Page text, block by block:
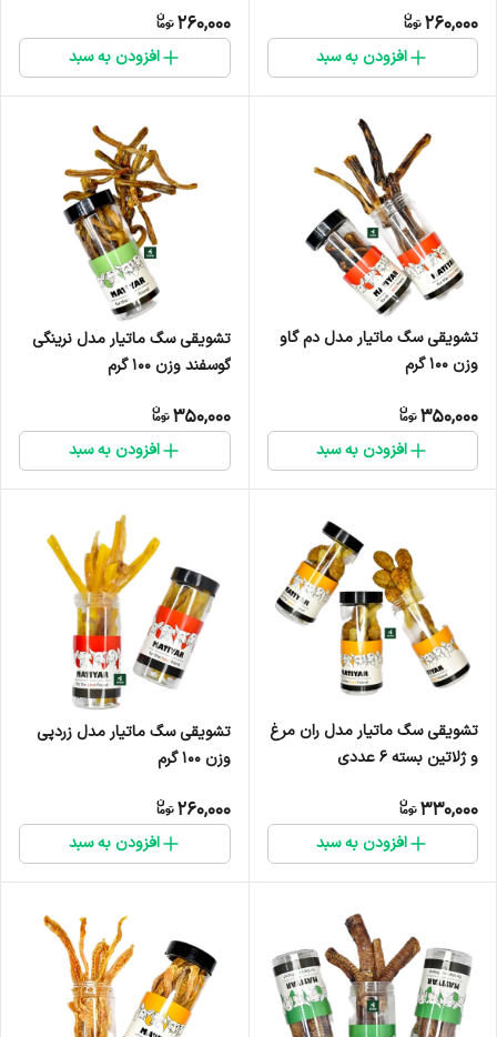
260,000
افزودن به سبد
260,000
افزودن به سبد
تشویقی سگ ماتیار مدل دم گاو
وزن ۱۰۰ گرم
350,000
افزودن به سبد
تشویقی سگ ماتیار مدل نرینگی
گوسفند وزن ۱۰۰ گرم
350,000
افزودن به سبد
تشویقی سگ ماتیار مدل ران مرغ
و ژلاتین بسته ۶ عددی
330,000
افزودن به سبد
تشویقی سگ ماتیار مدل زردپی
وزن ۱۰۰ گرم
260,000
افزودن به سبد